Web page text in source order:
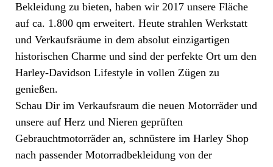
Bekleidung zu bieten, haben wir 2017 unsere Fläche
auf ca. 1.800 qm erweitert. Heute strahlen Werkstatt
und Verkaufsräume in dem absolut einzigartigen
historischen Charme und sind der perfekte Ort um den
Harley-Davidson Lifestyle in vollen Zügen zu
genießen.
Schau Dir im Verkaufsraum die neuen Motorräder und
unsere auf Herz und Nieren geprüften
Gebrauchtmotorräder an, schnüstere im Harley Shop
nach passender Motorradbekleidung von der